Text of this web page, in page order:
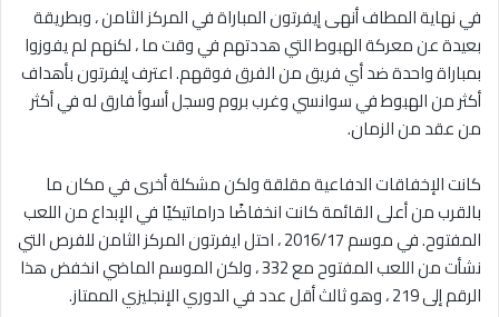
في نهاية المطاف أنهى إيفرتون المباراة في المركز الثامن ، وبطريقة
بعيدة عن معركة الهبوط التي هددتهم في وقت ما ، لكنهم لم يفوزوا
بمباراة واحدة ضد أي فريق من الفرق فوقهم. اعترف إيفرتون بأهداف
أكثر من الهبوط في سوانسي وغرب بروم وسجل أسوأ فارق له في أكثر
من عقد من الزمان.
كانت الإخفاقات الدفاعية مقلقة ولكن مشكلة أخرى في مكان ما
بالقرب من أعلى القائمة كانت انخفاضًا دراماتيكيًا في الإبداع من اللعب
المفتوح. في موسم 2016/17 ، احتل ايفرتون المركز الثامن للفرص التي
نشأت من اللعب المفتوح مع 332 ، ولكن الموسم الماضي انخفض هذا
الرقم إلى 219 ، وهو ثالث أقل عدد في الدوري الإنجليزي الممتاز.